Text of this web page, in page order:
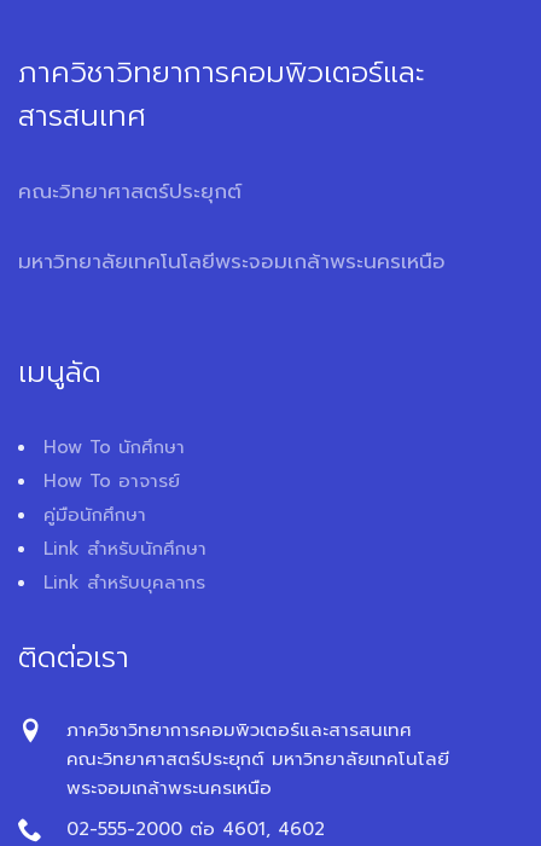
ภาควิชาวิทยาการคอมพิวเตอร์และ
สารสนเทศ
คณะวิทยาศาสตร์ประยุกต์
มหาวิทยาลัยเทคโนโลยีพระจอมเกล้าพระนครเหนือ
เมนูลัด
How To นักศึกษา
How To อาจารย์
คู่มือนักศึกษา
Link สำหรับนักศึกษา
Link สำหรับบุคลากร
ติดต่อเรา
ภาควิชาวิทยาการคอมพิวเตอร์และสารสนเทศ
คณะวิทยาศาสตร์ประยุกต์ มหาวิทยาลัยเทคโนโลยี
พระจอมเกล้าพระนครเหนือ
02-555-2000 ต่อ 4601, 4602